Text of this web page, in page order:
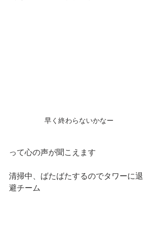
早く終わらないかなー
って心の声が聞こえます
清掃中、ばたばたするのでタワーに退
避チーム